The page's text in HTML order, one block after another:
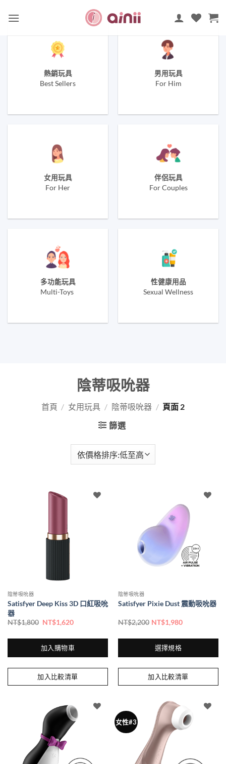
熱銷玩具
Best Sellers
男用玩具
For Him
女用玩具
For Her
伴侶玩具
For Couples
多功能玩具
Multi-Toys
性健康用品
Sexual Wellness
陰蒂吸吮器
首頁 / 女用玩具 / 陰蒂吸吮器 / 頁面 2
篩選
陰蒂吸吮器
Satisfyer Deep Kiss 3D 口紅吸吮
器
NT$1,800 NT$1,620
加入購物車
加入比較清單
陰蒂吸吮器
Satisfyer Pixie Dust 震動吸吮器
NT$2,200 NT$1,980
選擇規格
品
種
款
加入比較清單
女性#3